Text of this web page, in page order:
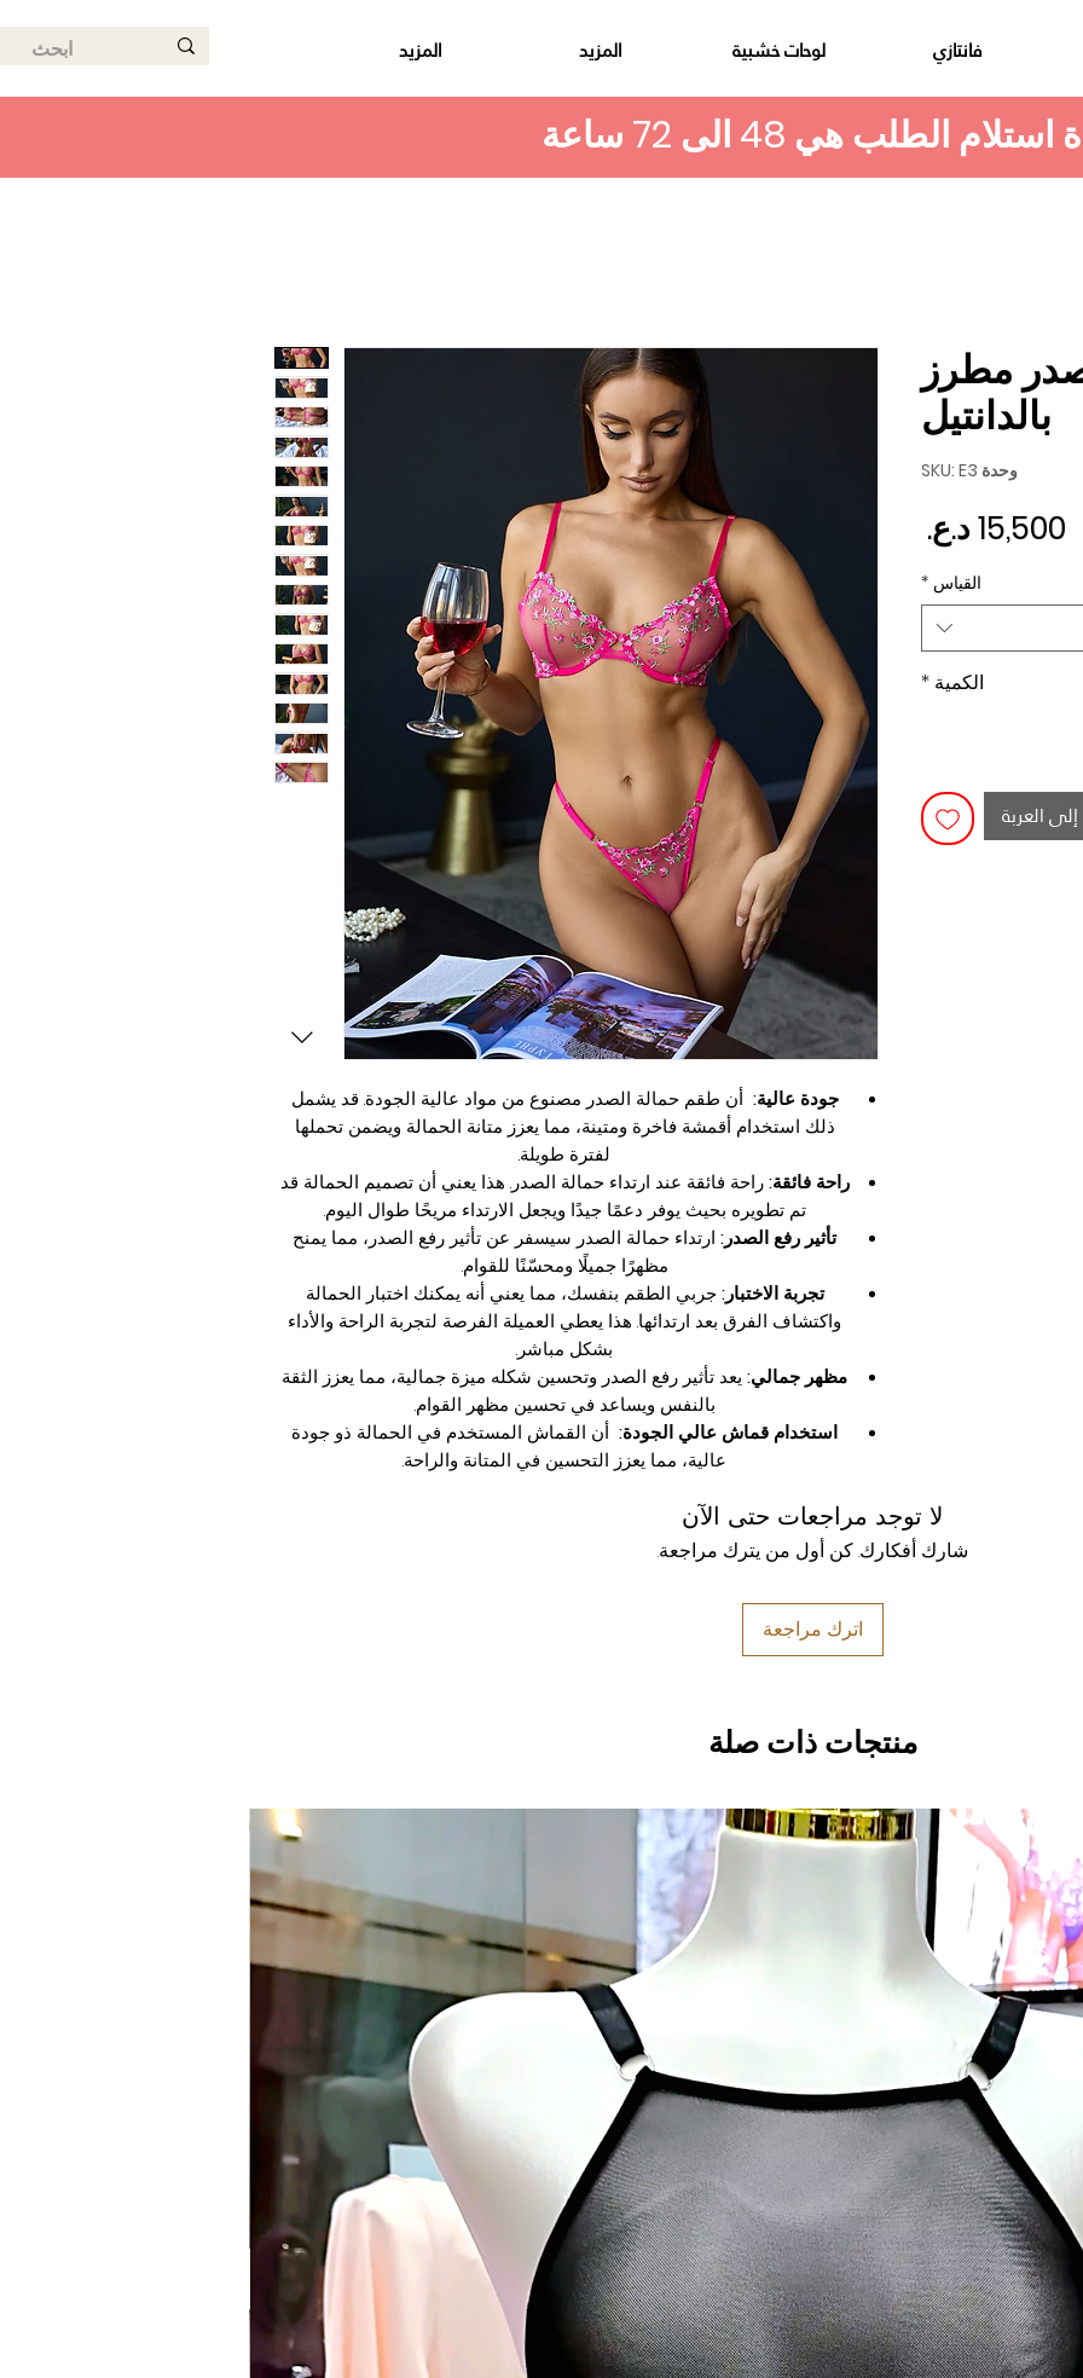
فانتازي لوحات خشبية المزيد المزيد
جودة عالية: أن طقم حمالة الصدر مصنوع من مواد عالية الجودة. قد يشمل
ذلك استخدام أقمشة فاخرة ومتينة، مما يعزز متانة الحمالة ويضمن تحملها
لفترة طويلة.
راحة فائقة:راحة فائقة عند ارتداء حمالة الصدر. هذا يعني أن تصميم الحمالة قد
تم تطويره بحيث يوفر دعمًا جيدًا ويجعل الارتداء مريحًا طوال اليوم.
تأثير رفع الصدر: ارتداء حمالة الصدر سيسفر عن تأثير رفع الصدر، مما يمنح
مظهرًا جميلًا ومحسّنًا للقوام.
تجربة الاختبار:جربي الطقم بنفسك، مما يعني أنه يمكنك اختبار الحمالة
واكتشاف الفرق بعد ارتدائها. هذا يعطي العميلة الفرصة لتجربة الراحة والأداء
بشكل مباشر.
مظهر جمالي: يعد تأثير رفع الصدر وتحسين شكله ميزة جمالية، مما يعزز الثقة
بالنفس ويساعد في تحسين مظهر القوام.
استخدام قماش عالي الجودة: أن القماش المستخدم في الحمالة ذو جودة
عالية، مما يعزز التحسين في المتانة والراحة.
مطرز
بالدانتيل
وحدة SKU: E3
القياس *
الكمية *
العربة
لا توجد مراجعات حتى الآن
شارك أفكارك. كن أول من يترك مراجعة.
اترك مراجعة
منتجات ذات صلة